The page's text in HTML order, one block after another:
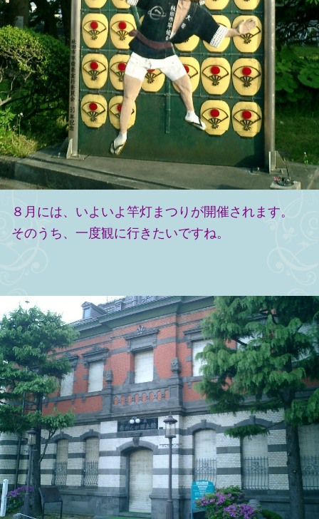
８月には、いよいよ竿灯まつりが開催されます。
そのうち、一度観に行きたいですね。